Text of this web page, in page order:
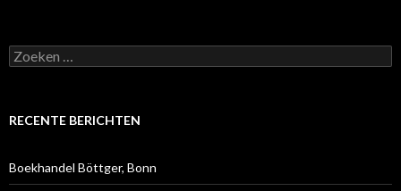
Zoeken
naar:
RECENTE BERICHTEN
Boekhandel Böttger, Bonn